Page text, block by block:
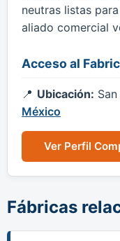
neutras listas
aliado comercial
Acceso al
Ubicación:
México
Ver Perfil
Fábricas